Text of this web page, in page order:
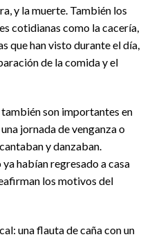
y la muerte. También los
cotidianas como la cacería,
que han visto durante el día,
de la comida y el
son importantes en
jornada de venganza o
y danzaban.
habían regresado a casa
los motivos del
una flauta de caña con un